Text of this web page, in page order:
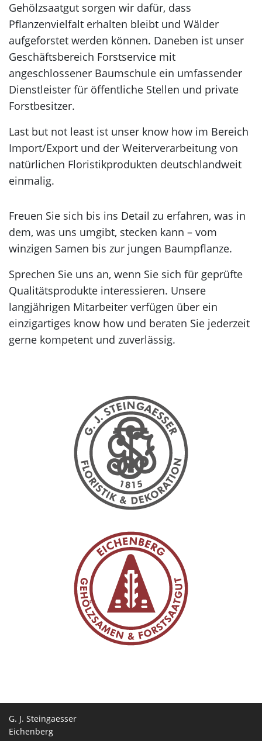
Gehölzsaatgut sorgen wir dafür, dass
Pflanzenvielfalt erhalten bleibt und Wälder
aufgeforstet werden können. Daneben ist unser
Geschäftsbereich Forstservice mit
angeschlossener Baumschule ein umfassender
Dienstleister für öffentliche Stellen und private
Forstbesitzer.
Last but not least ist unser know how im Bereich
Import/Export und der Weiterverarbeitung von
natürlichen Floristikprodukten deutschlandweit
einmalig.
Freuen Sie sich bis ins Detail zu erfahren, was in
dem, was uns umgibt, stecken kann – vom
winzigen Samen bis zur jungen Baumpflanze.
Sprechen Sie uns an, wenn Sie sich für geprüfte
Qualitätsprodukte interessieren. Unsere
langjährigen Mitarbeiter verfügen über ein
einzigartiges know how und beraten Sie jederzeit
gerne kompetent und zuverlässig.
G. J. Steingaesser
Eichenberg